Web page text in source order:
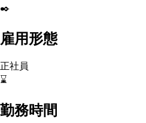
✒️
雇用形態
正社員
⌛
勤務時間